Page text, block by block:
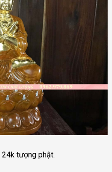
24k tượng phật.